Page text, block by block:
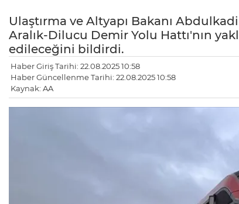
Ulaştırma ve Altyapı Bakanı
Aralık-Dilucu Demir Yolu Hattı'nın
edileceğini bildirdi.
Haber Giriş Tarihi: 22.08.2025 10:58
Haber Güncellenme Tarihi: 22.08.2025 10:58
Kaynak: AA